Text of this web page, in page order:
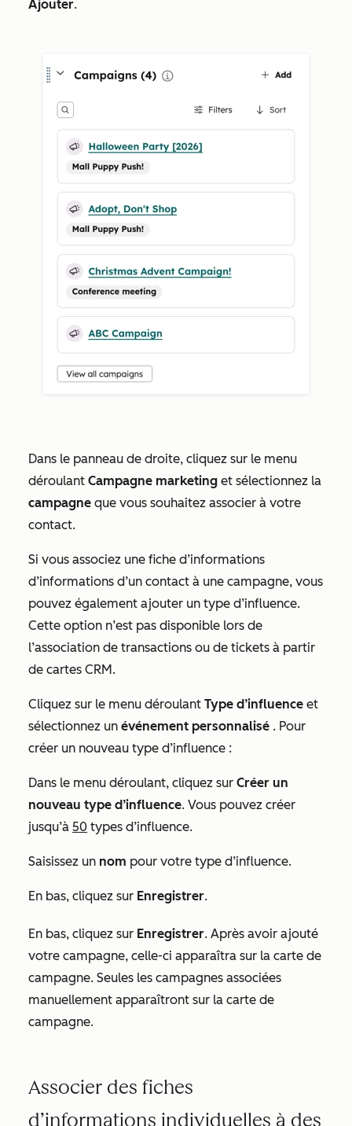
Ajouter.
Dans le panneau de droite, cliquez sur le menu
déroulant Campagne marketing et sélectionnez la
campagne que vous souhaitez associer à votre
contact.
Si vous associez une fiche d’informations
d’informations d’un contact à une campagne, vous
pouvez également ajouter un type d’influence.
Cette option n’est pas disponible lors de
l’association de transactions ou de tickets à partir
de cartes CRM.
Cliquez sur le menu déroulant Type d’influence et
sélectionnez un événement personnalisé . Pour
créer un nouveau type d’influence :
Dans le menu déroulant, cliquez sur Créer un
nouveau type d’influence. Vous pouvez créer
jusqu’à 50 types d’influence.
Saisissez un nom pour votre type d’influence.
En bas, cliquez sur Enregistrer.
En bas, cliquez sur Enregistrer. Après avoir ajouté
votre campagne, celle-ci apparaîtra sur la carte de
campagne. Seules les campagnes associées
manuellement apparaîtront sur la carte de
campagne.
Associer des fiches
d’informations individuelles à des